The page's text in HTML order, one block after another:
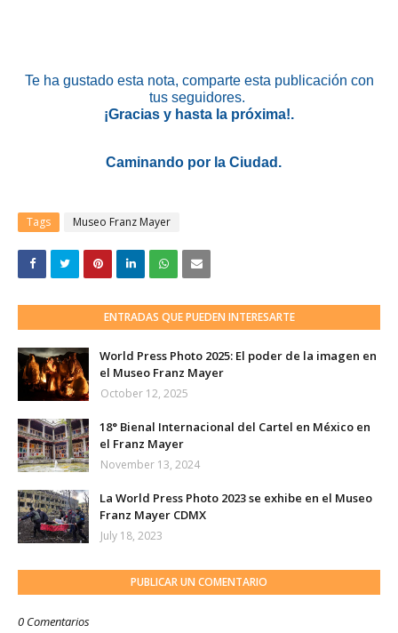
Te ha gustado esta nota, comparte esta publicación con
tus seguidores.
¡Gracias y hasta la próxima!.
Caminando por la Ciudad.
Tags Museo Franz Mayer
ENTRADAS QUE PUEDEN INTERESARTE
World Press Photo 2025: El poder de la imagen en
el Museo Franz Mayer
October 12, 2025
18° Bienal Internacional del Cartel en México en
el Franz Mayer
November 13, 2024
La World Press Photo 2023 se exhibe en el Museo
Franz Mayer CDMX
July 18, 2023
PUBLICAR UN COMENTARIO
0 Comentarios